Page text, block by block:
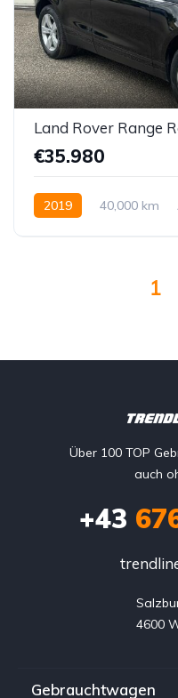
€35.980
2019 40,000 km
1
Über 100 TOP
auch
+43
4600
Gebrauchtwagen